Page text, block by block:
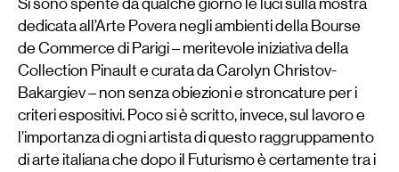
Si sono spente da qualche giorno le luci sulla mostra
dedicata all’Arte Povera negli ambienti della Bourse
de Commerce di Parigi – meritevole iniziativa della
Collection Pinault e curata da Carolyn Christov-
Bakargiev – non senza obiezioni e stroncature per i
criteri espositivi. Poco si è scritto, invece, sul lavoro e
l’importanza di ogni artista di questo raggruppamento
di arte italiana che dopo il Futurismo è certamente tra i